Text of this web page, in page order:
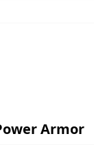
Armor